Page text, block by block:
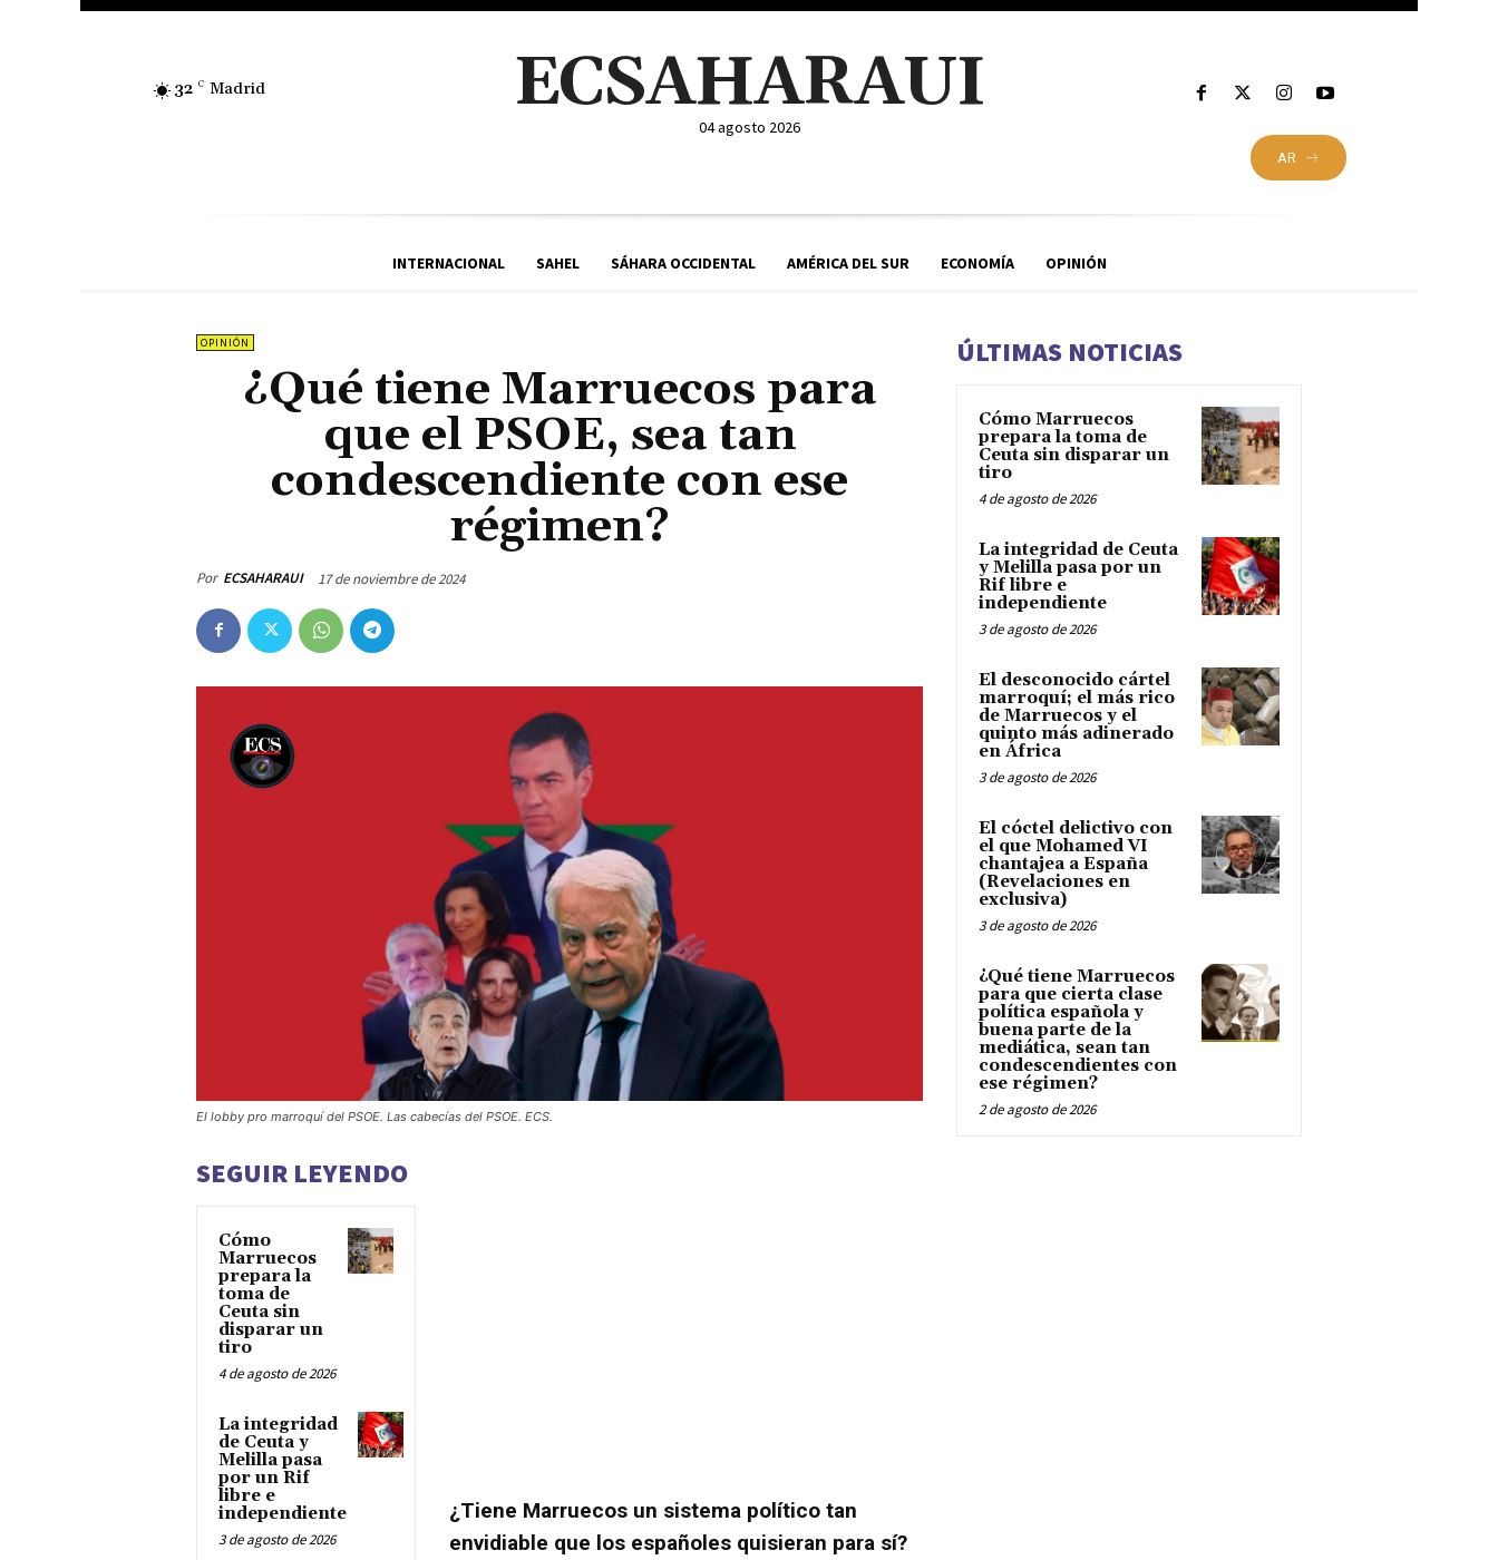
32 C Madrid ECSAHARAUI
04 agosto 2026
AR
INTERNACIONAL SAHEL SÁHARA OCCIDENTAL AMÉRICA DEL SUR ECONOMÍA OPINIÓN
OPINIÓN
¿Qué tiene Marruecos para
que el PSOE, sea tan
condescendiente con ese
régimen?
Por ECSAHARAUI 17 de noviembre de 2024
El lobby pro marroquí del PSOE. Las cabecías del PSOE. ECS.
SEGUIR LEYENDO
Cómo
Marruecos
prepara la
toma de
Ceuta sin
disparar un
tiro
4 de agosto de 2026
La integridad
de Ceuta y
Melilla pasa
por un Rif
libre e
independiente
3 de agosto de 2026
¿Tiene Marruecos un sistema político tan
envidiable que los españoles quisieran para sí?
ÚLTIMAS NOTICIAS
Cómo Marruecos
prepara la toma de
Ceuta sin disparar un
tiro
4 de agosto de 2026
La integridad de Ceuta
y Melilla pasa por un
Rif libre e
independiente
3 de agosto de 2026
El desconocido cártel
marroquí; el más rico
de Marruecos y el
quinto más adinerado
en África
3 de agosto de 2026
El cóctel delictivo con
el que Mohamed VI
chantajea a España
(Revelaciones en
exclusiva)
3 de agosto de 2026
¿Qué tiene Marruecos
para que cierta clase
política española y
buena parte de la
mediática, sean tan
condescendientes con
ese régimen?
2 de agosto de 2026